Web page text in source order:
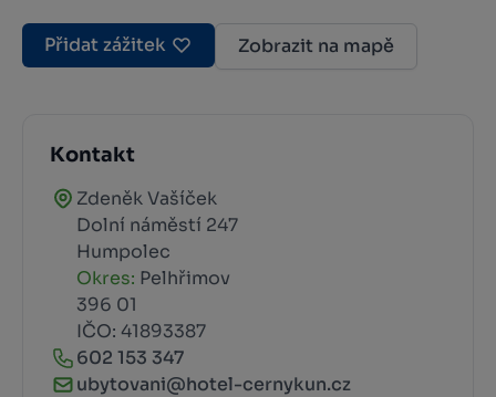
Přidat zážitek Zobrazit na mapě
Kontakt
Zdeněk Vašíček
Dolní náměstí 247
Humpolec
Okres: Pelhřimov
396 01
IČO: 41893387
602 153 347
ubytovani@hotel-cernykun.cz